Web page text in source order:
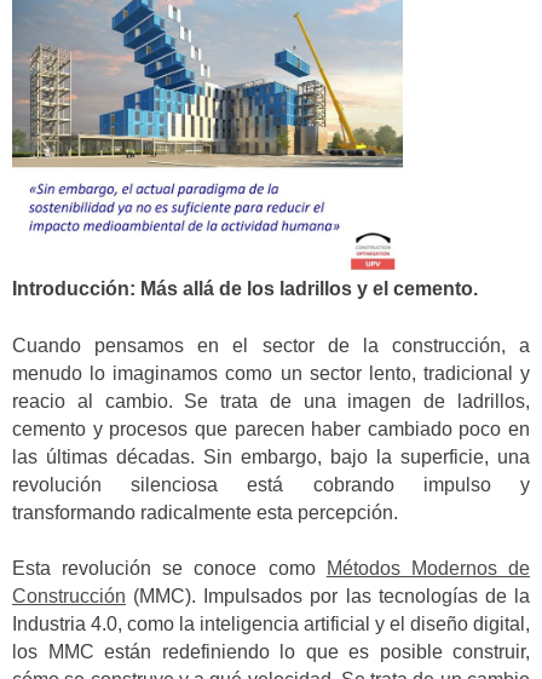
Introducción: Más allá de los ladrillos y el cemento.
Cuando pensamos en el sector de la construcción, a
menudo lo imaginamos como un sector lento, tradicional y
reacio al cambio. Se trata de una imagen de ladrillos,
cemento y procesos que parecen haber cambiado poco en
las últimas décadas. Sin embargo, bajo la superficie, una
revolución silenciosa está cobrando impulso y
transformando radicalmente esta percepción.
Esta revolución se conoce como
Métodos Modernos de
Construcción (MMC). Impulsados por las tecnologías de la
Industria 4.0, como la inteligencia artificial y el diseño digital,
los MMC están redefiniendo lo que es posible construir,